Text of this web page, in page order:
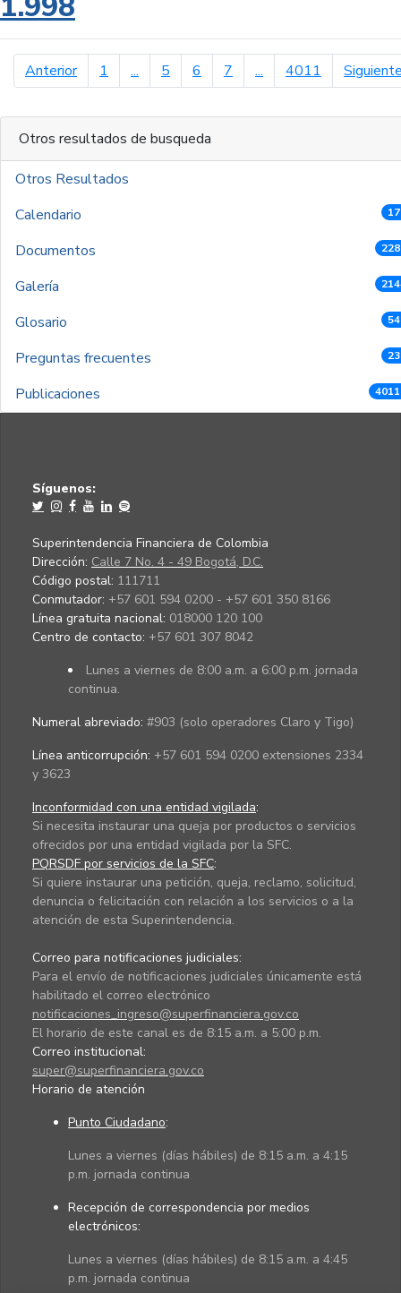
Anteriorpágina anterior
1 ... 5 6 7 ... 4011
Otros resultados de busqueda
Otros Resultados
Calendario
Documentos
Galería
Glosario
Preguntas frecuentes
Publicaciones
Síguenos:
Superintendencia Financiera de Colombia
Dirección: Calle 7 No. 4 - 49 Bogotá, D.C.
Código postal: 111711
Conmutador: +57 601 594 0200 - +57 601 350 8166
Línea gratuita nacional: 018000 120 100
Centro de contacto: +57 601 307 8042
Lunes a viernes de 8:00 a.m. a 6:00 p.m. jornada
continua.
Numeral abreviado: #903 (solo operadores Claro y Tigo)
Línea anticorrupción: +57 601 594 0200 extensiones 2334
y 3623
Inconformidad con una entidad vigilada:
Si necesita instaurar una queja por productos o servicios
ofrecidos por una entidad vigilada por la SFC.
PQRSDF por servicios de la SFC:
Si quiere instaurar una petición, queja, reclamo, solicitud,
denuncia o felicitación con relación a los servicios o a la
atención de esta Superintendencia.
Correo para notificaciones judiciales:
Para el envío de notificaciones judiciales únicamente está
habilitado el correo electrónico
notificaciones_ingreso@superfinanciera.gov.co
El horario de este canal es de 8:15 a.m. a 5:00 p.m.
Correo institucional:
super@superfinanciera.gov.co
Horario de atención
Punto Ciudadano:
Lunes a viernes (días hábiles) de 8:15 a.m. a 4:15
p.m. jornada continua
Recepción de correspondencia por medios
electrónicos:
Lunes a viernes (días hábiles) de 8:15 a.m. a 4:45
p.m. jornada continua